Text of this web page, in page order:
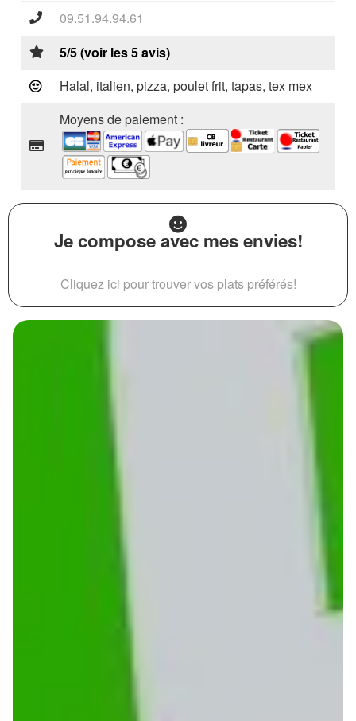
09.51.94.94.61
5/5 (voir les 5 avis)
Halal, italien, pizza, poulet frit, tapas, tex mex
Moyens de paiement :
Je compose avec mes envies!
Cliquez ici pour trouver vos plats préférés!